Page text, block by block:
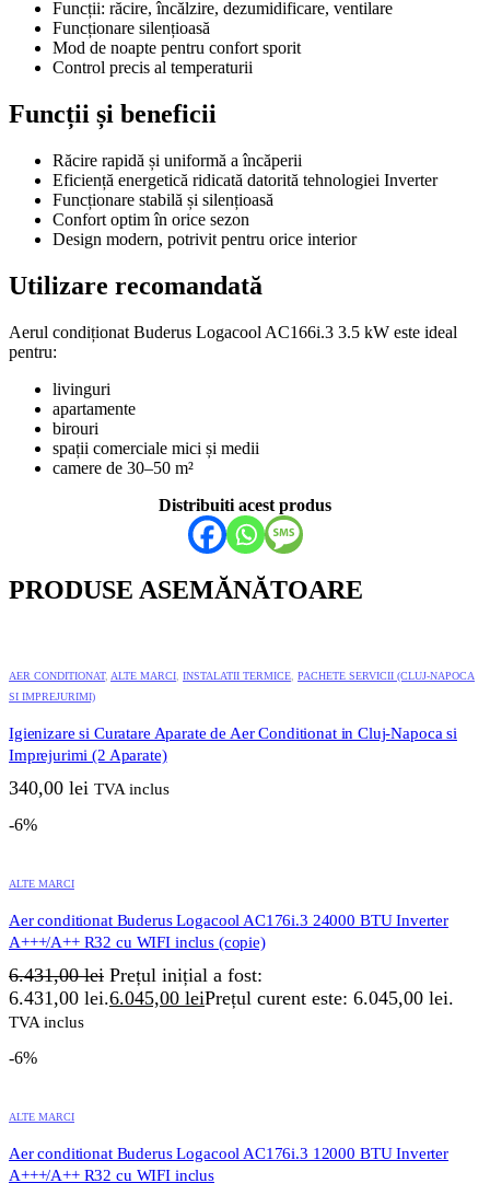
Funcții: răcire, încălzire, dezumidificare, ventilare
Funcționare silențioasă
Mod de noapte pentru confort sporit
Control precis al temperaturii
Funcții și beneficii
Răcire rapidă și uniformă a încăperii
Eficiență energetică ridicată datorită tehnologiei Inverter
Funcționare stabilă și silențioasă
Confort optim în orice sezon
Design modern, potrivit pentru orice interior
Utilizare recomandată
Aerul condiționat Buderus Logacool AC166i.3 3.5 kW este ideal
pentru:
livinguri
apartamente
birouri
spații comerciale mici și medii
camere de 30–50 m²
Distribuiti acest produs
PRODUSE ASEMĂNĂTOARE
AER CONDITIONAT, ALTE MARCI INSTALATII TERMICE PACHETE SERVICII (CLUJ-NAPOCA
SI IMPREJURIMI)
Igienizare si Curatare Aparate de Aer Conditionat in Cluj-Napoca si
Imprejurimi (2 Aparate)
340,00 lei TVA inclus
-6%
ALTE MARCI
Aer conditionat Buderus Logacool AC176i.3 24000 BTU Inverter
A+++/A++ R32 cu WIFI inclus (copie)
6.431,00lei Prețul inițial a fost:
6.431,00 lei.6.045,00 leiPrețul curent este: 6.045,00 lei.
TVA inclus
-6%
ALTE MARCI
Aer conditionat Buderus Logacool AC176i.3 12000 BTU Inverter
A+++/A++ R32 cu WIFI inclus